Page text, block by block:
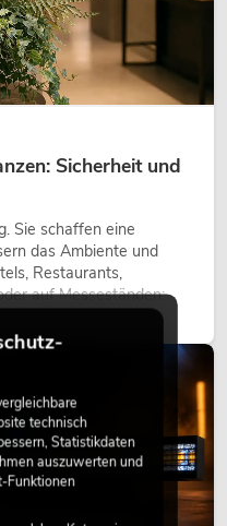
Sicherheit und
Sie schaffen eine
das Ambiente und
Restaurants,
auf Messeständen:
heute längst zum
technisch
Statistikdaten
auszuwerten und
Funktionen